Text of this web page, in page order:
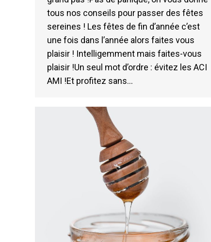
tous nos conseils pour passer des fêtes
sereines ! Les fêtes de fin d’année c’est
une fois dans l’année alors faites vous
plaisir ! Intelligemment mais faites-vous
plaisir !Un seul mot d’ordre : évitez les ACI
AMI !Et profitez sans…